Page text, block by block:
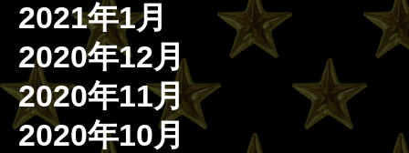
2021年1月
2020年12月
2020年11月
2020年10月